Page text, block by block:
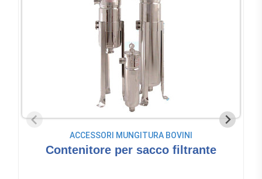
ACCESSORI MUNGITURA BOVINI
Contenitore per sacco filtrante